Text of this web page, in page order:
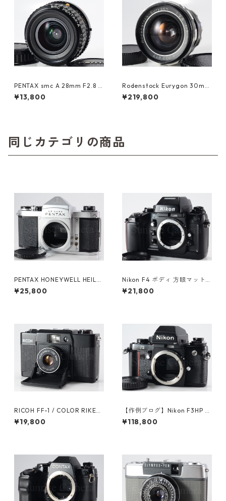
PENTAX smc A 28mm F2.8 K
マウント ペンタックス (6149
0)
¥13,800
Rodenstock Eurygon 30mm
F2.8 M42 ローデンストック
(23626)
¥219,800
同じカテゴリの商品
PENTAX HONEYWELL HEILA
ND H2 ペンタックス (61376)
¥25,800
Nikon F4 ボディ 方眼マット
スクリーン（E） / マットスク
リーン（B）付 ニコン（6124
¥21,800
RICOH FF-1 / COLOR RIKEN
ON 35mm F2.8 リコー（6149
3）
¥19,800
【作例ブログ】Nikon F3HP ボ
ディ 後期191万番台 ニコン（6
1308）
¥118,800